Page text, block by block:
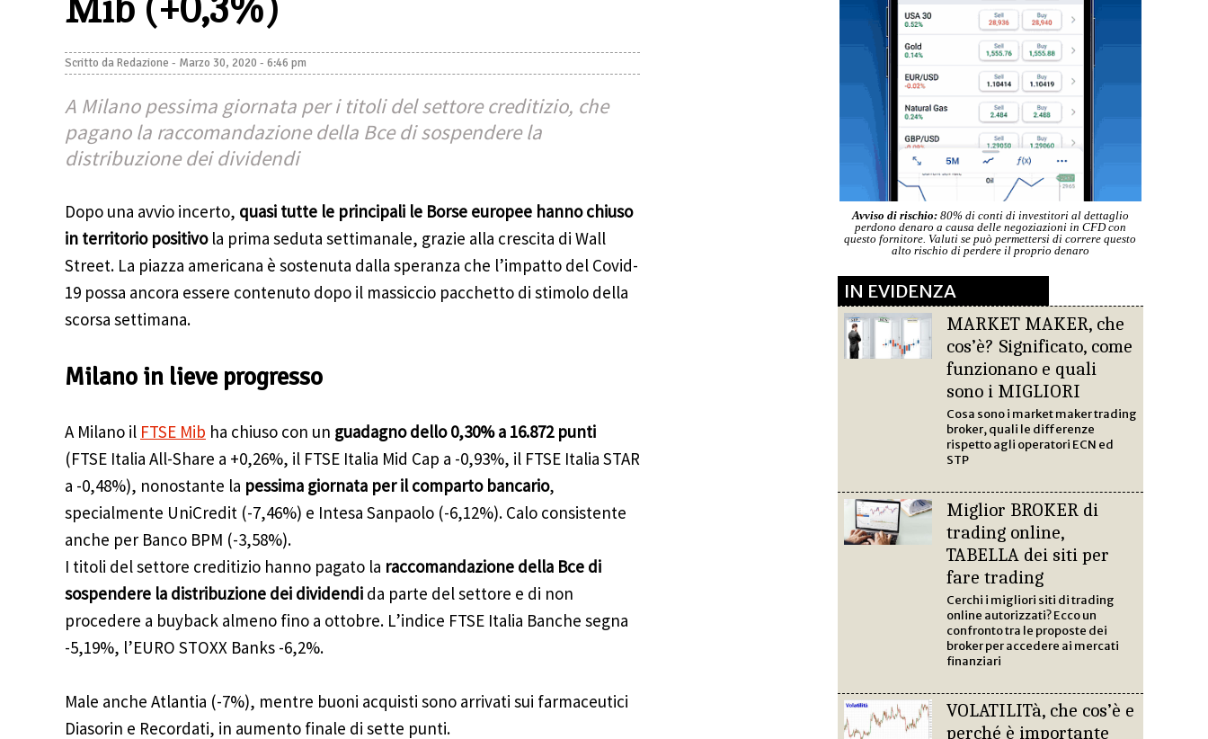
Scritto daRedazione - Marzo 30, 2020 - 6:46 pm
A Milano pessima giornata per i titoli del settore creditizio, che
pagano la raccomandazione della Bce di sospendere la
distribuzione dei dividendi
Dopo una avvio incerto, quasi tutte le principali le Borse europee hanno chiuso
in territorio positivola prima seduta settimanale, grazie alla crescita di Wall
Street. La piazza americana è sostenuta dalla speranza che l’impatto del Covid-
19 possa ancora essere contenuto dopo il massiccio pacchetto di stimolo della
scorsa settimana.
Milano in lieve progresso
A Milano il FTSE Mib ha chiuso con un guadagno dello 0,30% a 16.872 punti
(FTSE Italia All-Share a +0,26%, il FTSE Italia Mid Cap a -0,93%, il FTSE Italia STAR
a -0,48%), nonostante la pessima giornata per il comparto bancario,
specialmente UniCredit (-7,46%) e Intesa Sanpaolo (-6,12%). Calo consistente
anche per Banco BPM (-3,58%).
I titoli del settore creditizio hanno pagato la raccomandazione della Bce di
sospendere la distribuzione dei dividendi da parte del settore e di non
procedere a buyback almeno fino a ottobre. L’indice FTSE Italia Banche segna
-5,19%, l’EURO STOXX Banks -6,2%.
Male anche Atlantia (-7%), mentre buoni acquisti sono arrivati sui farmaceutici
Diasorin e Recordati, in aumento finale di sette punti.
Avviso di rischio: 80% di conti di investitori al dettaglio
perdono denaro a causa delle negoziazioni in CFD con
questo fornitore. Valuti se può permettersi di correre questo
alto rischio di perdere il proprio denaro
IN EVIDENZA
MARKET MAKER, che
cos’è? Significato, come
funzionano e quali
sono i MIGLIORI
Cosa sono i market maker trading
broker, quali le differenze
rispetto agli operatori ECN ed
STP
Miglior BROKER di
trading online,
TABELLA dei siti per
fare trading
Cerchi i migliori siti di trading
online autorizzati? Ecco un
confronto tra le proposte dei
broker per accedere ai mercati
finanziari
VOLATILITà, che cos’è e
perché è importante